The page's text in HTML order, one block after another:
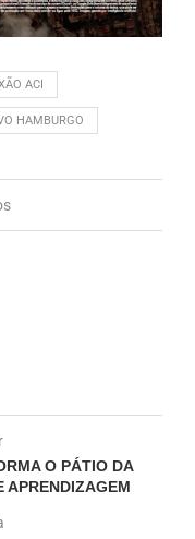
ACI
HAMBURGO
O PÁTIO DA
APRENDIZAGEM